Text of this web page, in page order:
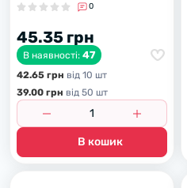
0
45.35 грн
В наявності: 47
42.65 грн вiд 10 шт
39.00 грн вiд 50 шт
В кошик